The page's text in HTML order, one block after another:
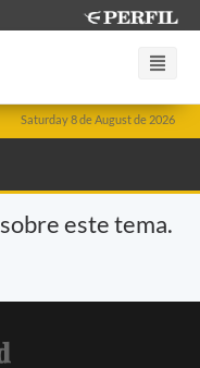
Saturday 8 de August de 2026
este tema.